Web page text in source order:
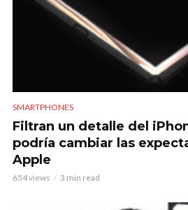
SMARTPHONES
Filtran un detalle del
podría cambiar las
Apple
654 views 3 min read